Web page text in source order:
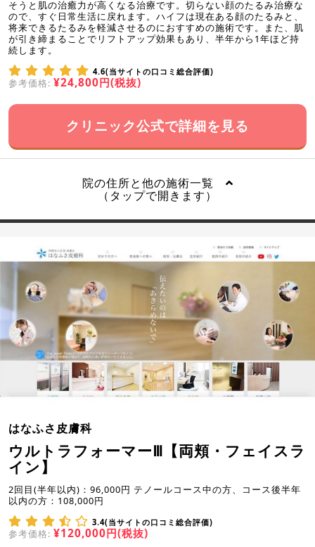
そうと肌の治癒力が高くなる治療です。切らない顔のたるみ治療な
ので、すぐ日常生活に戻れます。ハイフは現在ある顔のたるみと、
将来できるたるみを軽減させるのにおすすめの施術です。また、肌
が引き締まることでリフトアップ効果もあり、半年から1年ほど持
続します。
4.6(当サイトの口コミ総合評価)
参考価格: ¥24,800円(税抜)
クリニック公式で詳細を見る
院の住所と他の施術一覧
（タップで開きます）
はなふさ皮膚科
ウルトラフォーマーⅢ【両頬・フェイスラ
イン】
2回目(半年以内)：96,000円 テノールコース中の方、コース後半年
以内の方：108,000円
3.4(当サイトの口コミ総合評価)
参考価格: ¥120,000円(税抜)